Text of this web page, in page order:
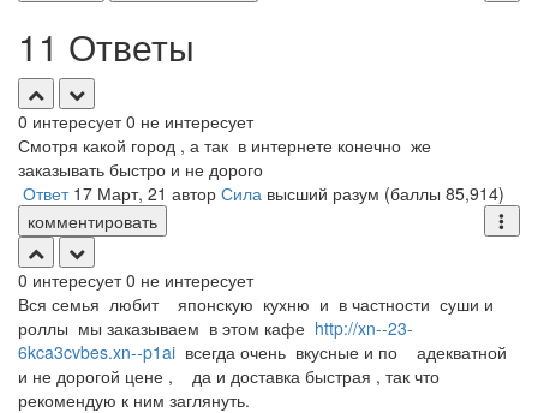
11 Ответы
0 интересует 0 не интересует
Смотря какой город , а так в интернете конечно же
заказывать быстро и не дорого
Ответ 17 Март, 21 автор Сила высший разум (баллы 85,914)
комментировать
0 интересует 0 не интересует
Вся семья любит японскую кухню и в частности суши и
роллы мы заказываем в этом кафе http://xn--23-
6kca3cvbes.xn--p1ai всегда очень вкусные и по адекватной
и не дорогой цене , да и доставка быстрая , так что
рекомендую к ним заглянуть.